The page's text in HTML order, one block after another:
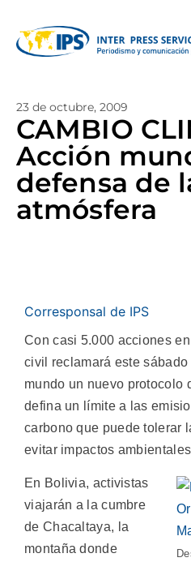
23 de octubre, 2009
CAMBIO
Acción
defensa de
atmósfera
Corresponsal de IPS
Con casi 5.000 acciones
civil reclamará este sábado
mundo un nuevo protocolo
defina un límite a las
carbono que puede tolerar
evitar impactos
En Bolivia, activistas
viajarán a la cumbre
de Chacaltaya, la
montaña donde